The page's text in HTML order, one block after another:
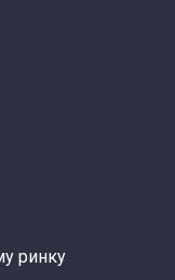
ринку